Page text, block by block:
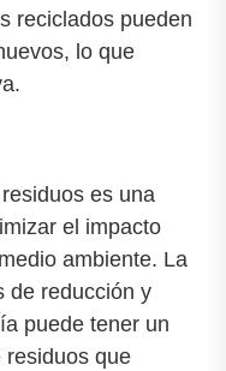
reciclados pueden
lo que
es una
el impacto
ambiente. La
de reducción y
puede tener un
residuos que